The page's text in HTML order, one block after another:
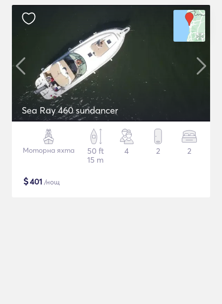
Sea Ray 460 sundancer
Моторна яхта
50 ft
15 m
4 2 2
$401 /нощ